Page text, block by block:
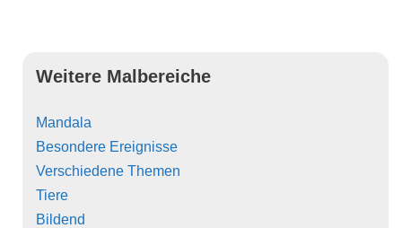
Weitere Malbereiche
Mandala
Besondere Ereignisse
Verschiedene Themen
Tiere
Bildend